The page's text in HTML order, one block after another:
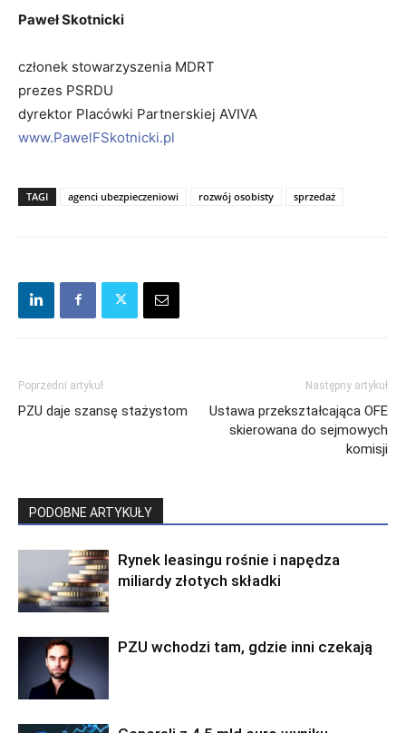
Paweł Skotnicki
członek stowarzyszenia MDRT
prezes PSRDU
dyrektor Placówki Partnerskiej AVIVA
www.PawelFSkotnicki.pl
TAGI agenci ubezpieczeniowi rozwój osobisty sprzedaż
Poprzedni artykuł
PZU daje szansę stażystom
Następny artykuł
Ustawa przekształcająca OFE
skierowana do sejmowych
komisji
PODOBNE ARTYKUŁY
Rynek leasingu rośnie i napędza
miliardy złotych składki
PZU wchodzi tam, gdzie inni czekają